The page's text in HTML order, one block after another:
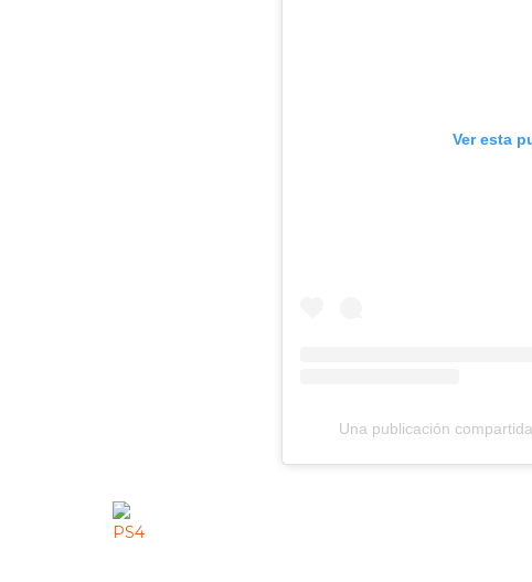
Ver esta
Una publicación